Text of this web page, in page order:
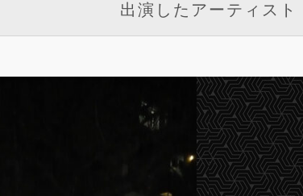
出演したアーティスト